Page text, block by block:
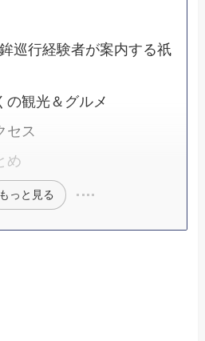
巡行経験者が案内する祇
の観光＆グルメ
セス
め
もっと見る